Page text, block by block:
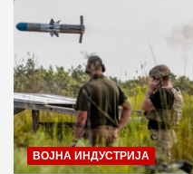
ВОЈНА ИНДУСТРИЈА